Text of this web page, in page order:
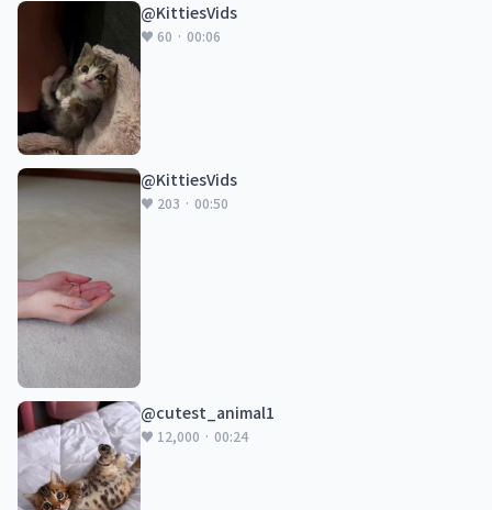
@KittiesVids
♥ 60 · 00:06
@KittiesVids
♥ 203 · 00:50
@cutest_animal1
♥ 12,000 · 00:24